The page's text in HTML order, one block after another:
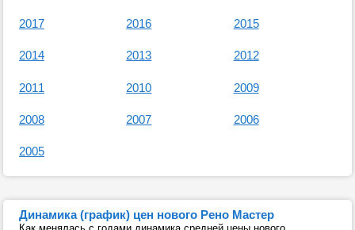
2017 2016 2015
2014 2013 2012
2011 2010 2009
2008 2007 2006
2005
Динамика (график) цен нового Рено Мастер